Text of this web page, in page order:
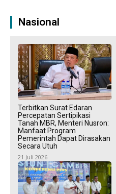
Nasional
Terbitkan Surat Edaran
Percepatan Sertipikasi
Tanah MBR, Menteri Nusron:
Manfaat Program
Pemerintah Dapat Dirasakan
Secara Utuh
21 Juli 2026